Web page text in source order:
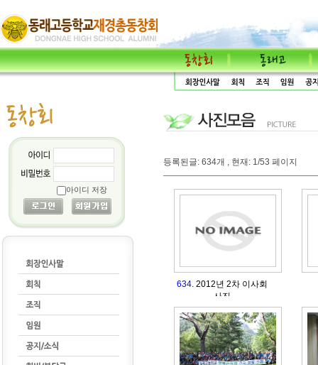
아이디 저장
등록된글: 634개 , 현재: 1/53 페이지
634. 2012년 2차 이사회
사진